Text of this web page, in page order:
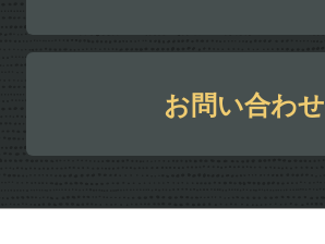
お問い合わせ